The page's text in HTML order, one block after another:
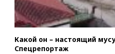
Какой он – настоящий
Спецрепортаж